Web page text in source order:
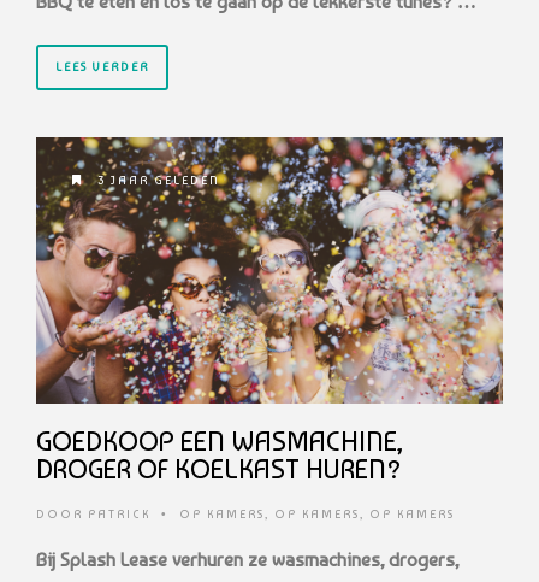
LEES VERDER
3 JAAR GELEDEN
GOEDKOOP EEN WASMACHINE,
DROGER OF KOELKAST HUREN?
DOOR PATRICK • OP KAMERS, OP KAMERS, OP KAMERS
Bij Splash Lease verhuren ze wasmachines, drogers,